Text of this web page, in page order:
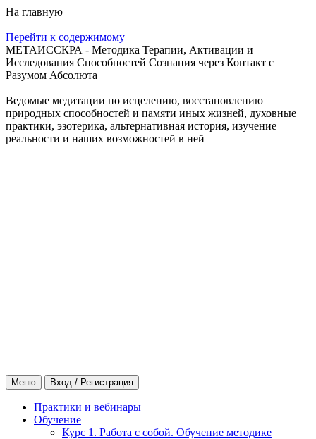
На главную
Перейти к содержимому
МЕТАИССКРА - Методика Терапии, Активации и
Исследования Способностей Сознания через Контакт с
Разумом Абсолюта
Ведомые медитации по исцелению, восстановлению
природных способностей и памяти иных жизней, духовные
практики, эзотерика, альтернативная история, изучение
реальности и наших возможностей в ней
Меню Вход / Регистрация
Практики и вебинары
Обучение
Курс 1. Работа с собой. Обучение методике